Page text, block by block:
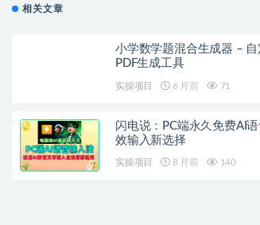
相关文章
小学数学题混合生成器 –
PDF生成工具
实操项目 6 月前 71
闪电说：PC端永久免费AI
效输入新选择
实操项目 8 月前 140